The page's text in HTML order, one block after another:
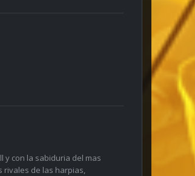
y con la sabiduria del mas
rivales de las harpias,